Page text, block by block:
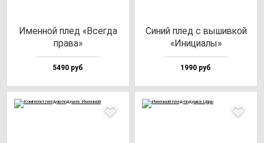
Имен­ной плед «Всег­да
пра­ва»
5490 руб
Синий плед с вы­шив­кой
«Ини­ци­алы»
1990 руб